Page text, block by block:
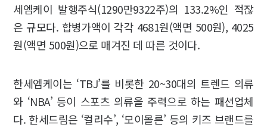
세엠케이 발행주식(1290만9322주)의 133.2%인 적잖
은 규모다. 합병가액이 각각 4681원(액면 500원), 4025
원(액면 500원)으로 매겨진 데 따른 것이다.
한세엠케이는 ‘TBJ’를 비롯한 20~30대의 트렌드 의류
와 ‘NBA’ 등이 스포츠 의류을 주력으로 하는 패션업체
다. 한세드림은 ‘컬리수’, ‘모이몰른’ 등의 키즈 브랜드를